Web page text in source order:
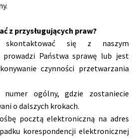
z przysługujących praw?
skontaktować się z naszym
Państwa sprawę lub jest
czynności przetwarzania
numer ogólny, gdzie zostaniecie
o dalszych krokach.
pocztą elektroniczną na adres
korespondencji elektronicznej